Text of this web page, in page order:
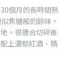
個月的長時間熟
焦糖般的餘味。
。很適合切碎後
上濃郁紅酒、精